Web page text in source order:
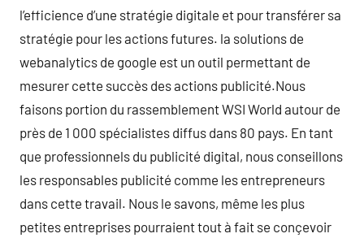
l’efficience d’une stratégie digitale et pour transférer sa
stratégie pour les actions futures. la solutions de
webanalytics de google est un outil permettant de
mesurer cette succès des actions publicité.Nous
faisons portion du rassemblement WSI World autour de
près de 1 000 spécialistes diffus dans 80 pays. En tant
que professionnels du publicité digital, nous conseillons
les responsables publicité comme les entrepreneurs
dans cette travail. Nous le savons, même les plus
petites entreprises pourraient tout à fait se conçevoir